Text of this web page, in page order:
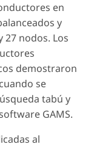
en
y
27 nodos. Los
demostraron
se
tabú y
GAMS.
al